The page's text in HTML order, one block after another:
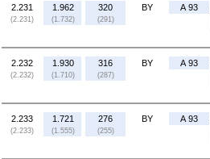
2.231
(2.231)
1.962
(1.732)
320
(291)
BY A 93
2.232
(2.232)
1.930
(1.710)
316
(287)
BY A 93
2.233
(2.233)
1.721
(1.555)
276
(255)
BY A 93